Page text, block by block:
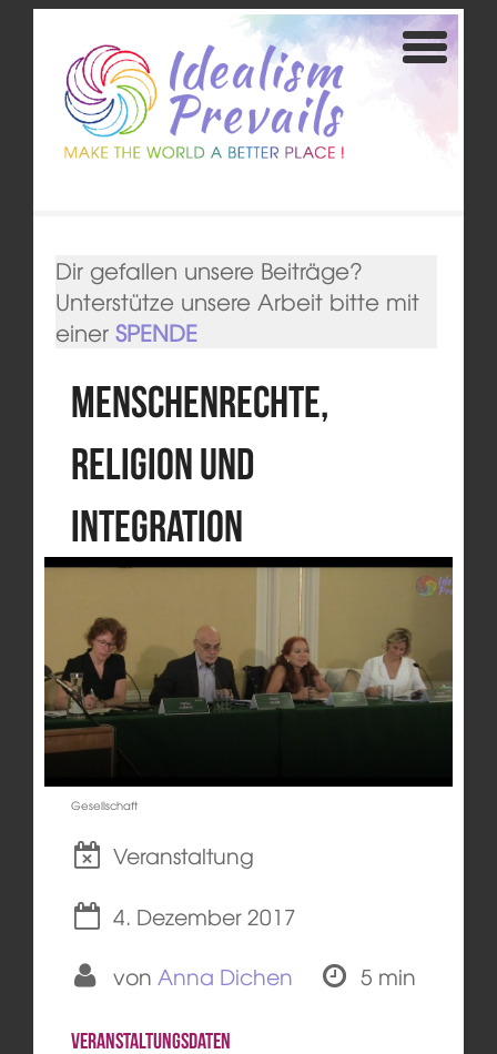
Dir gefallen unsere Beiträge?
Unterstütze unsere Arbeit bitte mit
einer SPENDE
Menschenrechte,
Religion und
Integration
Gesellschaft
Veranstaltung
4. Dezember 2017
von Anna Dichen 5 min
Veranstaltungsdaten